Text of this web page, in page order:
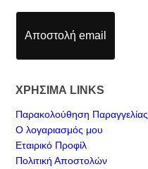
Αποστολή email
ΧΡΗΣΙΜΑ LINKS
Παρακολούθηση Παραγγελίας
Ο λογαριασμός μου
Εταιρικό Προφίλ
Πολιτική Αποστολών